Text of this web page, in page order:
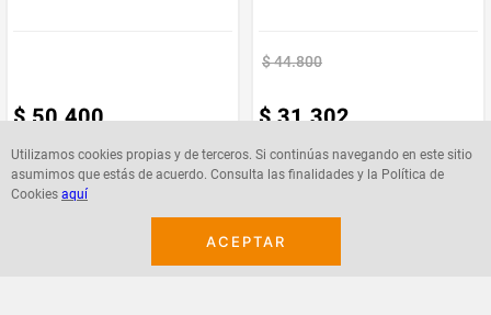
Utilizamos cookies propias y de terceros. Si continúas navegando en este sitio
asumimos que estás de acuerdo. Consulta las finalidades y la Política de
Cookies aquí
ACEPTAR
$50.400
$44.800
$31.302